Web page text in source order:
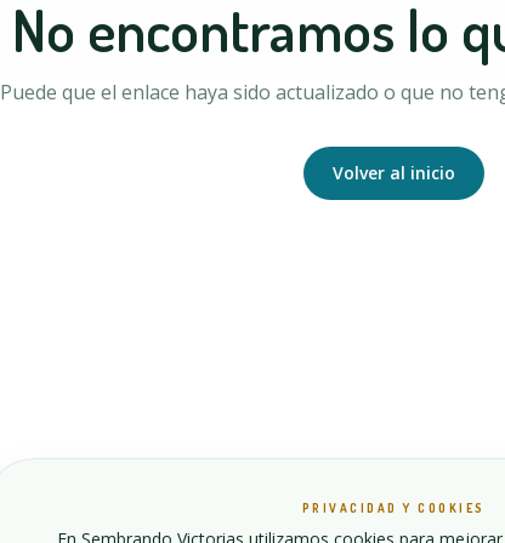
No encontramos lo
Puede que el enlace haya sido actualizado o que no
Volver al inicio
PRIVACIDAD Y COOKIES